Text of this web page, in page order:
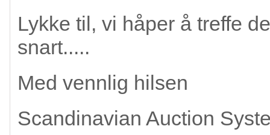
Lykke til, vi håper å treffe
snart.....
Med vennlig hilsen
Scandinavian Auction